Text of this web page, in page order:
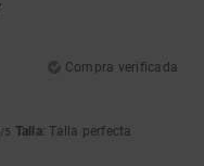
Compra verificada
/5 Talla: Talla perfecta